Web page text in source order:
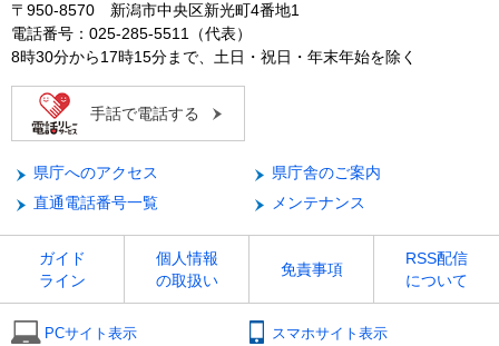
〒950-8570 新潟市中央区新光町4番地1
電話番号：025-285-5511（代表）
8時30分から17時15分まで、土日・祝日・年末年始を除く
手話で電話する
県庁へのアクセス
県庁舎のご案内
直通電話番号一覧
メンテナンス
ガイド
ライン
個人情報
の取扱い
免責事項
RSS配信
について
PCサイト表示 スマホサイト表示